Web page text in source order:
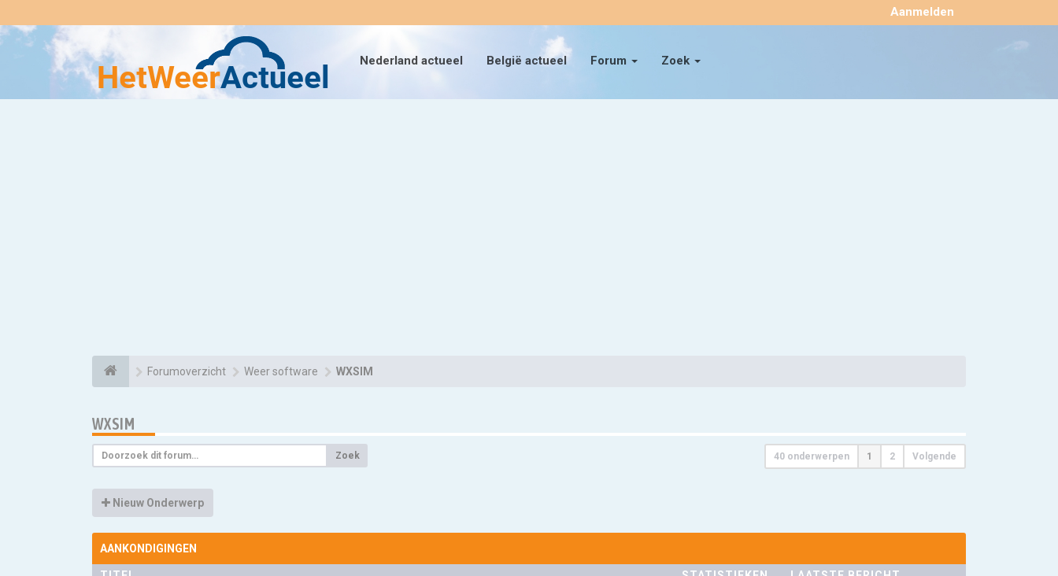
Nederland actueel België actueel Forum Zoek
Aanmelden ×
Forumoverzicht Weer software WXSIM
WXSIM
Zoek 40 onderwerpen 1 2 Volgende
Nieuw Onderwerp
AANKONDIGINGEN